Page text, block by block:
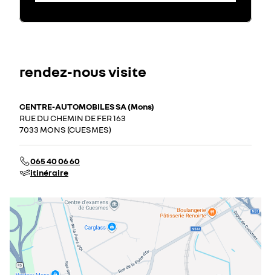
rendez-nous visite
CENTRE-AUTOMOBILES SA (Mons)
RUE DU CHEMIN DE FER 163
7033 MONS (CUESMES)
065 40 06 60
itinéraire